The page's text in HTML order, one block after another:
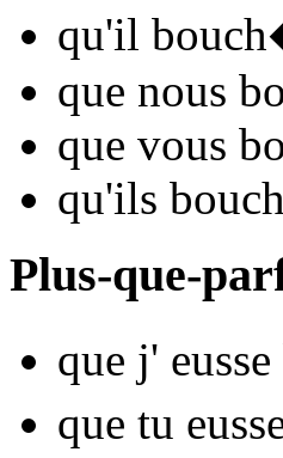
qu'il bouch
que nous
que vous
qu'ils bouch
Plus-que-
que j'
que tu